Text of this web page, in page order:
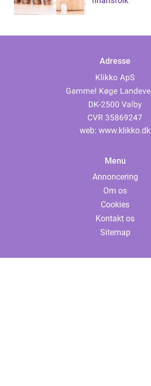
Adresse
web: www.klikko.dk
Menu
Annoncering
Om os
Cookies
Kontakt os
Sitemap